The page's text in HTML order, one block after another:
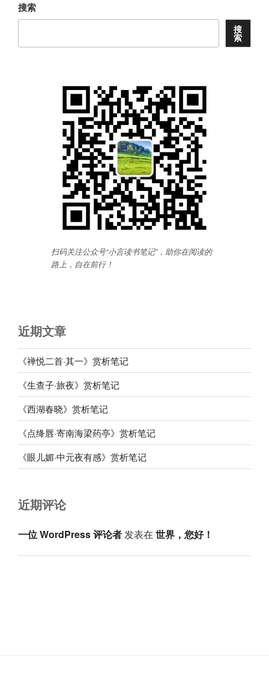
搜索
搜
索
扫码关注公众号“小言读书笔记”，助你在阅读的
路上，自在前行！
近期文章
《禅悦二首·其一》赏析笔记
《生查子·旅夜》赏析笔记
《西湖春晓》赏析笔记
《点绛唇·寄南海梁药亭》赏析笔记
《眼儿媚·中元夜有感》赏析笔记
近期评论
一位 WordPress 评论者发表在 世界，您好！